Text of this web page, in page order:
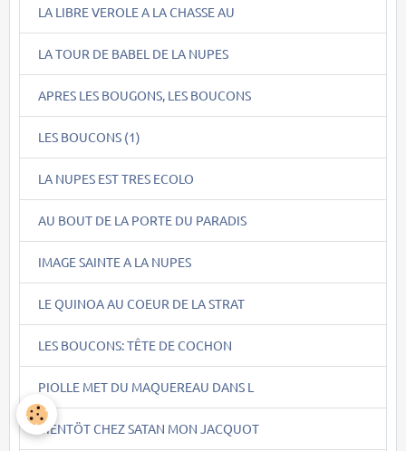
LA LIBRE VEROLE A LA CHASSE AU
LA TOUR DE BABEL DE LA NUPES
APRES LES BOUGONS, LES BOUCONS
LES BOUCONS (1)
LA NUPES EST TRES ECOLO
AU BOUT DE LA PORTE DU PARADIS
IMAGE SAINTE A LA NUPES
LE QUINOA AU COEUR DE LA STRAT
LES BOUCONS: TÊTE DE COCHON
PIOLLE MET DU MAQUEREAU DANS L
BIENTÖT CHEZ SATAN MON JACQUOT